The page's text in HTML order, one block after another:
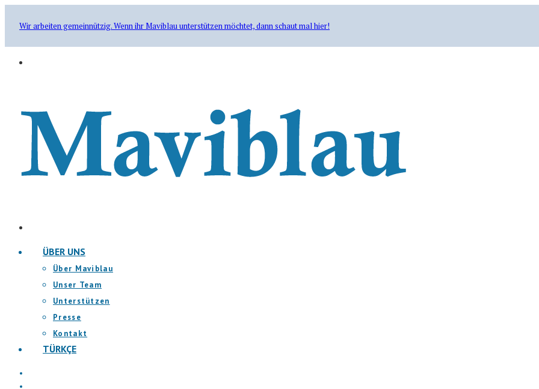
Wir arbeiten gemeinnützig. Wenn ihr Maviblau unterstützen möchtet, dann schaut mal hier!
ÜBER UNS
Über Maviblau
Unser Team
Unterstützen
Presse
Kontakt
TÜRKÇE